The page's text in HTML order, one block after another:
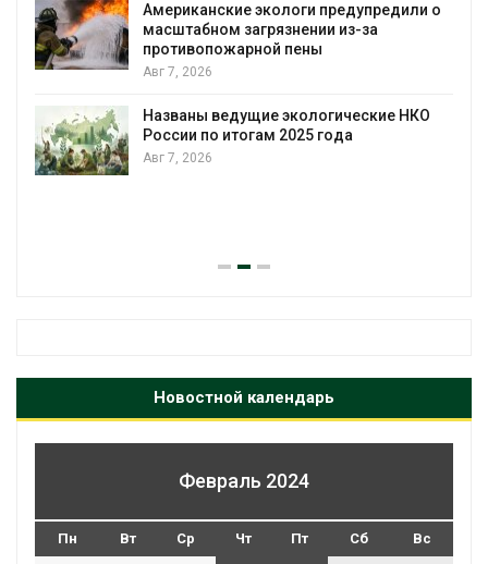
Американские экологи предупредили о
масштабном загрязнении из-за
противопожарной пены
Авг 7, 2026
Названы ведущие экологические НКО
России по итогам 2025 года
Авг 7, 2026
Новостной календарь
Февраль 2024
Пн Вт Ср Чт Пт Сб Вс